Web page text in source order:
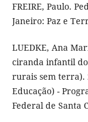
FREIRE, Paulo.
Janeiro: Paz e
LUEDKE, Ana
ciranda infantil
rurais sem terra).
Educação) -
Federal de Santa